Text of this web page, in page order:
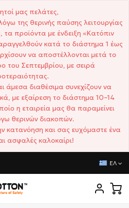
μας πελάτες,
της θερινής παύσης λειτουργίας
προϊόντα με ένδειξη «Κατόπιν
κατά το διάστημα 1 έως
να αποστέλλονται μετά το
του Σεπτεμβρίου, με σειρά
άμεσα διαθέσιμα συνεχίζουν να
με εξαίρεση το διάστημα 10–14
η εταιρεία μας θα παραμείνει
θερινών διακοπών.
κατανόηση και σας ευχόμαστε ένα
ασφαλές καλοκαίρι!
ΕΛ